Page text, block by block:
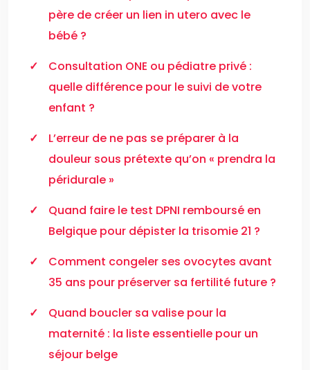
père de créer un lien in utero avec le
bébé ?
Consultation ONE ou pédiatre privé :
quelle différence pour le suivi de votre
enfant ?
L’erreur de ne pas se préparer à la
douleur sous prétexte qu’on « prendra la
péridurale »
Quand faire le test DPNI remboursé en
Belgique pour dépister la trisomie 21 ?
Comment congeler ses ovocytes avant
35 ans pour préserver sa fertilité future ?
Quand boucler sa valise pour la
maternité : la liste essentielle pour un
séjour belge